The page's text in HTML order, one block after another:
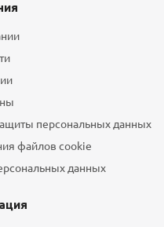
персональных данных
файлов cookie
данных